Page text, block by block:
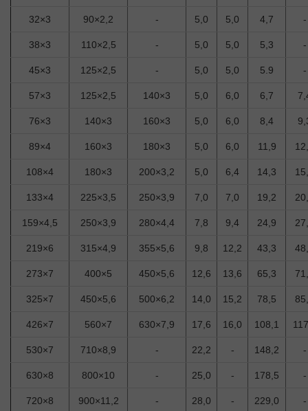
32×3 90×2,2 - 5,0 5,0 4,7 -
38×3 110×2,5 - 5,0 5,0 5,3 -
45×3 125×2,5 - 5,0 5,0 5.9 -
57×3 125×2,5 140×3 5,0 6,0 6,7
76×3 140×3 160×3 5,0 6,0 8,4
89×4 160×3 180×3 5,0 6,0 11,9
108×4 180×3 200×3,2 5,0 6,4 14,3
133×4 225×3,5 250×3,9 7,0 7,0 19,2
159×4,5 250×3,9 280×4,4 7,8 9,4 24,9
219×6 315×4,9 355×5,6 9,8 12,2 43,3
273×7 400×5 450×5,6 12,6 13,6 65,3
325×7 450×5,6 500×6,2 14,0 15,2 78,5
426×7 560×7 630×7,9 17,6 16,0 108,1
530×7 710×8,9 - 22,2 - 148,2 -
630×8 800×10 - 25,0 - 178,5 -
720×8 900×11,2 - 28,0 - 229,0 -